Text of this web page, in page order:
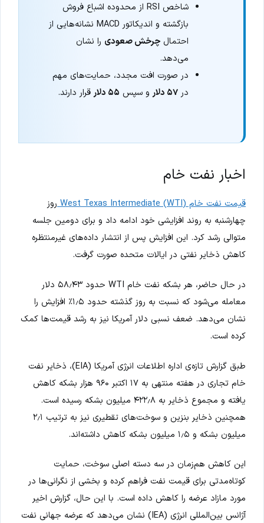
شاخص RSI از محدوده اشباع فروش
بازگشته و اندیکاتور MACD نشانه‌هایی از
احتمالچرخش صعودی را نشان
می‌دهد.
در صورت افت مجدد، حمایت‌های مهم
در۵۷ دلار و سپس ۵۵ دلار قرار دارند.
اخبار نفت خام
قیمت نفت خام West Texas Intermediate (WTI)
روز
چهارشنبه به روند افزایشی خود ادامه داد و برای دومین جلسه
متوالی رشد کرد. این افزایش پس از انتشار داده‌های غیرمنتظره
کاهش ذخایر نفتی در ایالات متحده صورت گرفت.
در حال حاضر، هر بشکه نفت خام WTI حدود ۵۸٫۴۳ دلار
معامله می‌شود که نسبت به روز گذشته حدود ۱٫۵٪ افزایش را
نشان می‌دهد. ضعف نسبی دلار آمریکا نیز به رشد قیمت‌ها کمک
کرده است.
طبق گزارش تازه‌ی اداره اطلاعات انرژی آمریکا (EIA)، ذخایر نفت
خام تجاری در هفته منتهی به ۱۷ اکتبر ۹۶۰ هزار بشکه کاهش
یافته و مجموع ذخایر به ۴۲۲٫۸ میلیون بشکه رسیده است.
همچنین ذخایر بنزین و سوخت‌های تقطیری نیز به ترتیب ۲٫۱
میلیون بشکه و ۱٫۵ میلیون بشکه کاهش داشته‌اند.
این کاهش هم‌زمان در سه دسته اصلی سوخت، حمایت
کوتاه‌مدتی برای قیمت نفت فراهم کرده و بخشی از نگرانی‌ها در
مورد مازاد عرضه را کاهش داده است. با این حال، گزارش اخیر
آژانس بین‌المللی انرژی (IEA) نشان می‌دهد که عرضه جهانی نفت